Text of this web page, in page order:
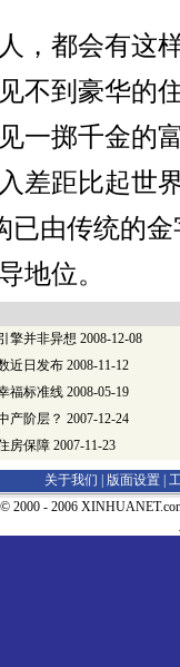
，都会有这
不到豪华的
一掷千金的
差距比起世
已由传统的
地位。
擎并非异想 2008-12-08
近日发布 2008-11-12
福标准线 2008-05-19
产阶层？ 2007-12-24
房保障 2007-11-23
关于我们 | 版面设置
© 2000 - 2006